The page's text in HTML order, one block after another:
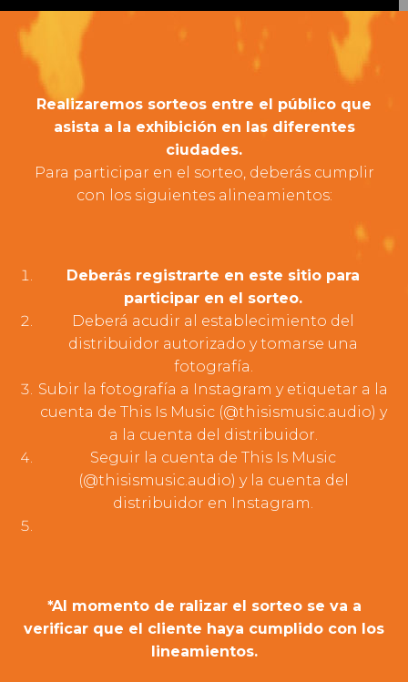
Realizaremos sorteos entre el público que
asista a la exhibición en las diferentes
ciudades.
Para participar en el sorteo, deberás cumplir
con los siguientes alineamientos:
Deberás registrarte en este sitio para
participar en el sorteo.
Deberá acudir al establecimiento del
distribuidor autorizado y tomarse una
fotografía.
Subir la fotografía a Instagram y etiquetar a la
cuenta de This Is Music (@thisismusic.audio) y
a la cuenta del distribuidor.
Seguir la cuenta de This Is Music
(@thisismusic.audio) y la cuenta del
distribuidor en Instagram.
*Al momento de ralizar el sorteo se va a
verificar que el cliente haya cumplido con los
lineamientos.